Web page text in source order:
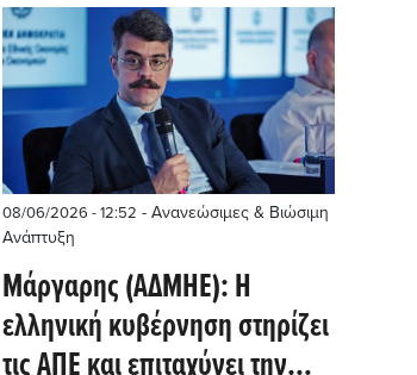
08/06/2026 - 12:52 - Ανανεώσιμες & Βιώσιμη
Ανάπτυξη
Μάργαρης (ΑΔΜΗΕ): Η
ελληνική κυβέρνηση στηρίζει
τις ΑΠΕ και επιταχύνει την